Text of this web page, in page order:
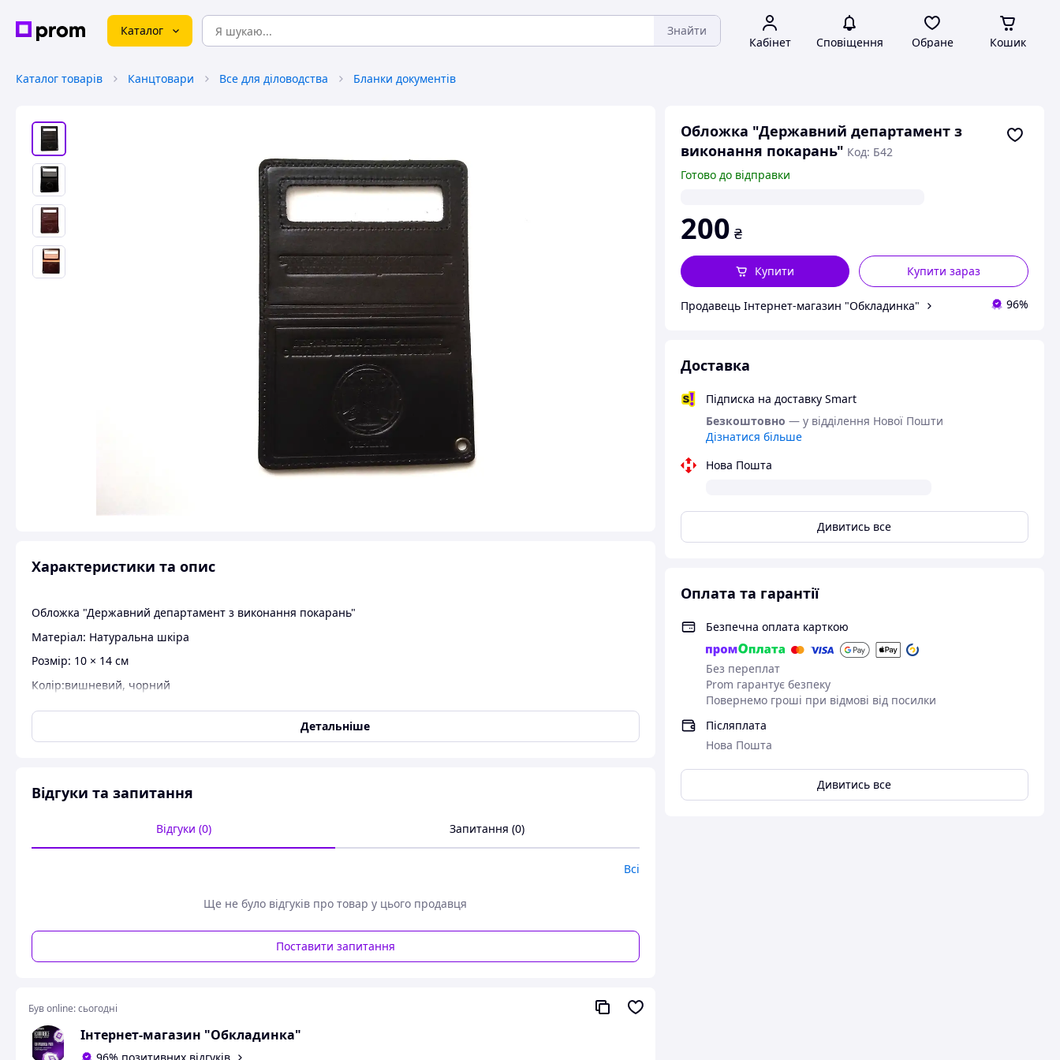
Каталог Знайти
Кабінет Сповіщення Обране Кошик
Каталог товарів Канцтовари Все для діловодства Бланки документів
Обложка "Державний департамент з
виконання покарань" Код: Б42
Готово до відправки
200 ₴
Купити зараз
Купити
Продавець Інтернет-магазин "Обкладинка" 96%
Доставка
Підписка на доставку Smart
Безкоштовно — у відділення Нової Пошти
Дізнатися більше
Нова Пошта
Дивитись все
Оплата та гарантії
Безпечна оплата карткою
Без переплат
Prom гарантує безпеку
Повернемо гроші при відмові від посилки
Післяплата
Нова Пошта
Дивитись все
Характеристики та опис
Обложка "Державний департамент з виконання покарань"
Матеріал: Натуральна шкіра
Розмір: 10 × 14 см
Колір:вишневий, чорний
Детальніше
Відгуки та запитання
Відгуки (0) Запитання (0)
Всі
Ще не було відгуків про товар у цього продавця
Поставити запитання
Був online:сьогодні
Інтернет-магазин "Обкладинка"